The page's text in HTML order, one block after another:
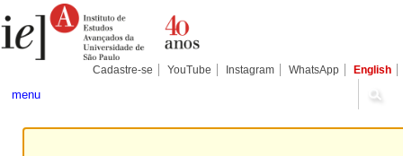
para
conteúdo.
Pessoais
Cadastre-se YouTube Instagram WhatsApp English
menu